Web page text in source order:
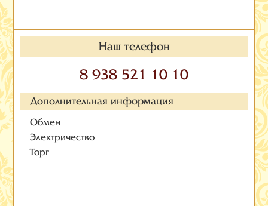
Наш телефон
8 938 521 10 10
Дополнительная информация
Обмен
Электричество
Торг